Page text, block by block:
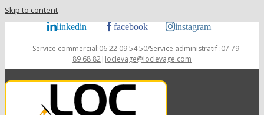
Skip to content
linkedin facebook instagram
Service commercial:06 22 09 54 50/Service administratif :07 79
89 68 82| loclevage@loclevage.com